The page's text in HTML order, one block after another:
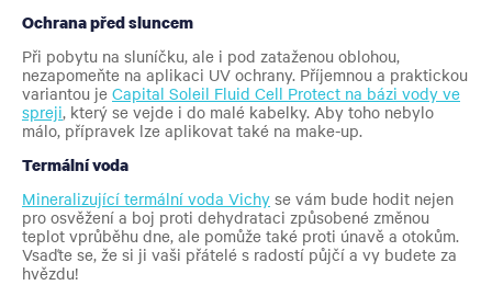
Ochrana před sluncem
Při pobytu na sluníčku, ale i pod zataženou oblohou,
nezapomeňte na aplikaci UV ochrany. Příjemnou a praktickou
variantou je Capital Soleil Fluid Cell Protect na bázi vody ve
spreji, který se vejde i do malé kabelky. Aby toho nebylo
málo, přípravek lze aplikovat také na make-up.
Termální voda
Mineralizující termální voda Vichy se vám bude hodit nejen
pro osvěžení a boj proti dehydrataci způsobené změnou
teplot vprůběhu dne, ale pomůže také proti únavě a otokům.
Vsaďte se, že si ji vaši přátelé s radostí půjčí a vy budete za
hvězdu!